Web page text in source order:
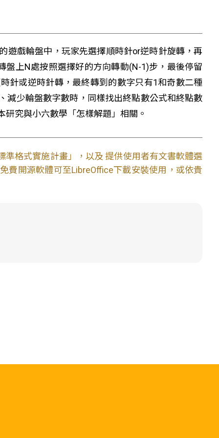
遊戲輪盤中，玩家先選擇順時針or逆時針旋轉，再
上N處按照選擇好的方向轉動(N-1)步，最後停留
針或逆時針轉，最終轉到的數字只有1和奇數二種
減少輪盤數字數時，同樣找出終點數公式和終點數
究與小六數學「怎樣解題」相關。
準格式實施計畫」，以及 提供使用者有文書軟體選
費開源軟體可至LibreOffice下載安裝使用，或依貴